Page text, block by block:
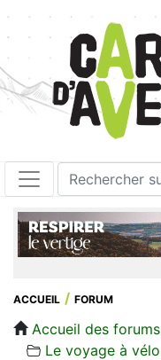
ACCUEIL FORUM
Accueil des forums
Le voyage à vélo